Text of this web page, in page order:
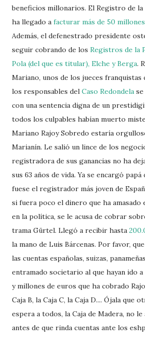
beneficios millonarios. El Registro de la
ha llegado a facturar más de 50
Además, el defenestrado presidente
seguir cobrando de los Registros de la
Pola (del que es titular), Elche y Berga.
Mariano, unos de los jueces
los responsables del Caso Redondela
con una sentencia digna de un
todos los culpables habían muerto
Mariano Rajoy Sobredo estaría
Marianín. Le salió un lince de los
registradora de sus ganancias no ha
sus 63 años de vida. Ya se encargó
fuese el registrador más joven de
si fuera poco el dinero que ha amasado
en la política, se le acusa de cobrar
trama Gürtel. Llegó a recibir hasta
la mano de Luis Bárcenas. Por favor,
las cuentas españolas, suizas,
entramado societario al que hayan ido
y millones de euros que ha cobrado
Caja B, la Caja C, la Caja D.... Ójala que
espera a todos, la Caja de Madera, no le
antes de que rinda cuentas ante los